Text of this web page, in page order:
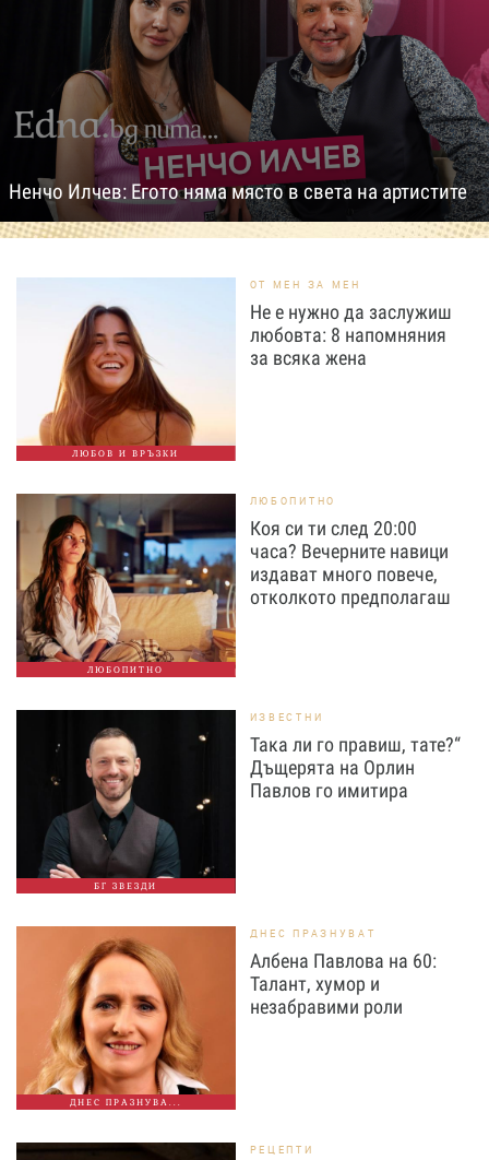
Ненчо Илчев: Егото няма място в света на артистите
ЛЮБОВ И ВРЪЗКИ
ОТ МЕН ЗА МЕН
Не е нужно да заслужиш
любовта: 8 напомняния
за всяка жена
ЛЮБОПИТНО
ЛЮБОПИТНО
Коя си ти след 20:00
часа? Вечерните навици
издават много повече,
отколкото предполагаш
БГ ЗВЕЗДИ
ИЗВЕСТНИ
Така ли го правиш, тате?“
Дъщерята на Орлин
Павлов го имитира
ДНЕС ПРАЗНУВА...
ДНЕС ПРАЗНУВАТ
Албена Павлова на 60:
Талант, хумор и
незабравими роли
РЕЦЕПТИ